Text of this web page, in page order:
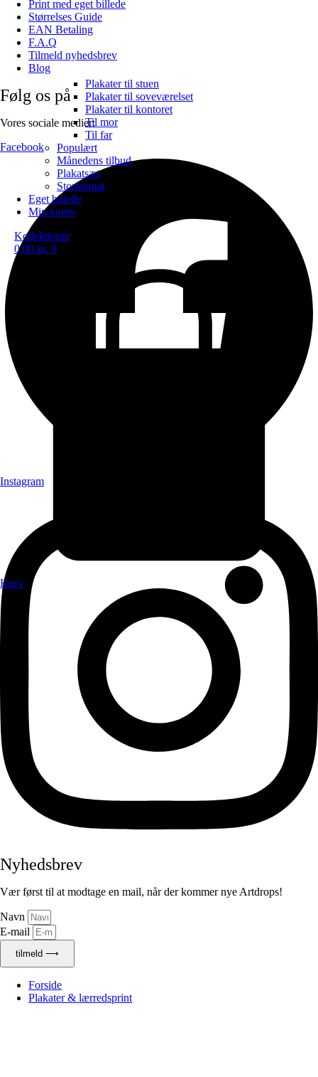
Plakater til stuen
Plakater til soveværelset
Plakater til kontoret
Til mor
Til far
Populært
Månedens tilbud
Plakatsæt
Storformat
Eget billede
Min konto
Kollektioner
0,00 kr. 0
Kurv
Print med eget billede
Størrelses Guide
EAN Betaling
F.A.Q
Tilmeld nyhedsbrev
Blog
Følg os på
Vores sociale medier:
Facebook
Instagram
Nyhedsbrev
Vær først til at modtage en mail, når der kommer nye Artdrops!
Navn
E-mail
tilmeld ⟶
Forside
Plakater & lærredsprint